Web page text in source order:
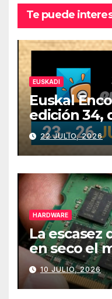
Te puede
EUSKADI
Euskal
edición 34,
julio
22 JULIO, 2026
HARDWARE
La escasez
en seco el
de PCs
10 JULIO, 2026